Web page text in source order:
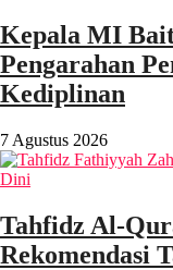
Kepala MI
Pengarahan
Kediplinan
7 Agustus 2026
Tahfidz Al-
Rekomendasi